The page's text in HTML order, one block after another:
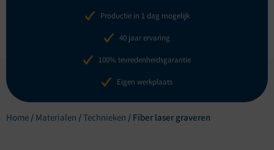
Productie in 1 dag mogelijk
40 jaar ervaring
100% tevredenheidsgarantie
Eigen werkplaats
Home / Materialen /Technieken / Fiber laser graveren